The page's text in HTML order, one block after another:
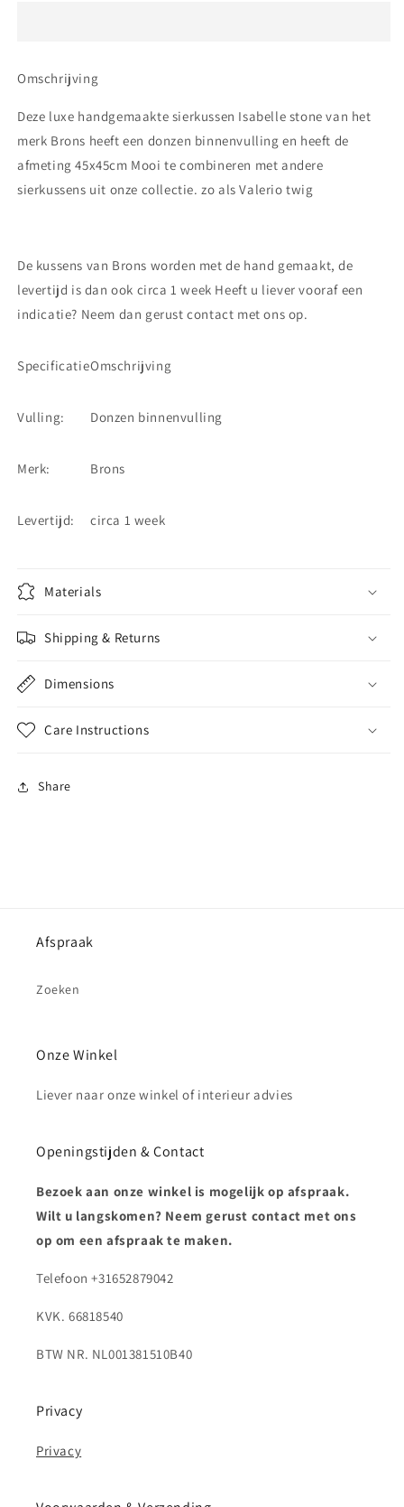
Omschrijving
Deze luxe handgemaakte sierkussen Isabelle stone van het
merk Brons heeft een donzen binnenvulling en heeft de
afmeting 45x45cm Mooi te combineren met andere
sierkussens uit onze collectie. zo als Valerio twig
De kussens van Brons worden met de hand gemaakt, de
levertijd is dan ook circa 1 week Heeft u liever vooraf een
indicatie? Neem dan gerust contact met ons op.
SpecificatieOmschrijving
Vulling: Donzen binnenvulling
Merk: Brons
Levertijd: circa 1 week
Materials
Shipping & Returns
Dimensions
Care Instructions
Share
Afspraak
Zoeken
Onze Winkel
Liever naar onze winkel of interieur advies
Openingstijden & Contact
Bezoek aan onze winkel is mogelijk op afspraak.
Wilt u langskomen? Neem gerust contact met ons
op om een afspraak te maken.
Telefoon +31652879042
KVK. 66818540
BTW NR. NL001381510B40
Privacy
Privacy